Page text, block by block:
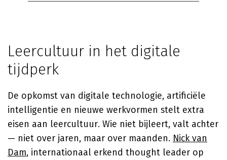
Leercultuur in het digitale
tijdperk
De opkomst van digitale technologie, artificiële
intelligentie en nieuwe werkvormen stelt extra
eisen aan leercultuur. Wie niet bijleert, valt achter
— niet over jaren, maar over maanden. Nick van
Dam, internationaal erkend thought leader op